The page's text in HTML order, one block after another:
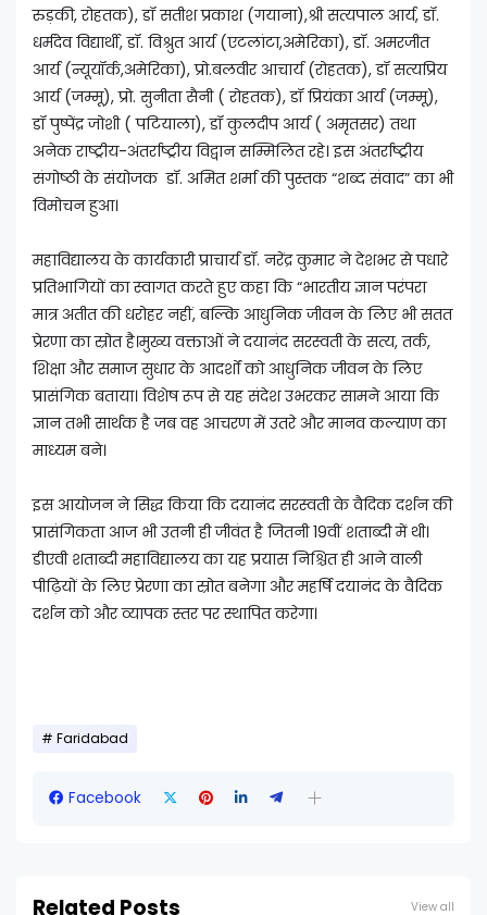
रुड़की, रोहतक), डॉ सतीश प्रकाश (गयाना),श्री सत्यपाल आर्य, डॉ.
धर्मदेव विद्यार्थी, डॉ. विश्रुत आर्य (एटलांटा,अमेरिका), डॉ. अमरजीत
आर्य (न्यूयॉर्क,अमेरिका), प्रो.बलवीर आचार्य (रोहतक), डॉ सत्यप्रिय
आर्य (जम्मू), प्रो. सुनीता सैनी ( रोहतक), डॉ प्रियंका आर्य (जम्मू),
डॉ पुष्पेंद्र जोशी ( पटियाला), डॉ कुलदीप आर्य ( अमृतसर) तथा
अनेक राष्ट्रीय-अंतर्राष्ट्रीय विद्वान सम्मिलित रहे। इस अंतर्राष्ट्रीय
संगोष्ठी के संयोजक डॉ. अमित शर्मा की पुस्तक “शब्द संवाद” का भी
विमोचन हुआ।
महाविद्यालय के कार्यकारी प्राचार्य डॉ. नरेंद्र कुमार ने देशभर से पधारे
प्रतिभागियों का स्वागत करते हुए कहा कि “भारतीय ज्ञान परंपरा
मात्र अतीत की धरोहर नहीं, बल्कि आधुनिक जीवन के लिए भी सतत
प्रेरणा का स्रोत है।मुख्य वक्ताओं ने दयानंद सरस्वती के सत्य, तर्क,
शिक्षा और समाज सुधार के आदर्शों को आधुनिक जीवन के लिए
प्रासंगिक बताया। विशेष रूप से यह संदेश उभरकर सामने आया कि
ज्ञान तभी सार्थक है जब वह आचरण में उतरे और मानव कल्याण का
माध्यम बने।
इस आयोजन ने सिद्ध किया कि दयानंद सरस्वती के वैदिक दर्शन की
प्रासंगिकता आज भी उतनी ही जीवंत है जितनी 19वीं शताब्दी में थी।
डीएवी शताब्दी महाविद्यालय का यह प्रयास निश्चित ही आने वाली
पीढ़ियों के लिए प्रेरणा का स्रोत बनेगा और महर्षि दयानंद के वैदिक
दर्शन को और व्यापक स्तर पर स्थापित करेगा।
Faridabad
Facebook
Related Posts View all